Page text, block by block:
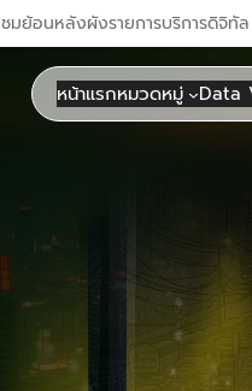
ชมย้อนหลังผังรายการบริการดิจิทัล
หน้าแรกหมวดหมู่ Data